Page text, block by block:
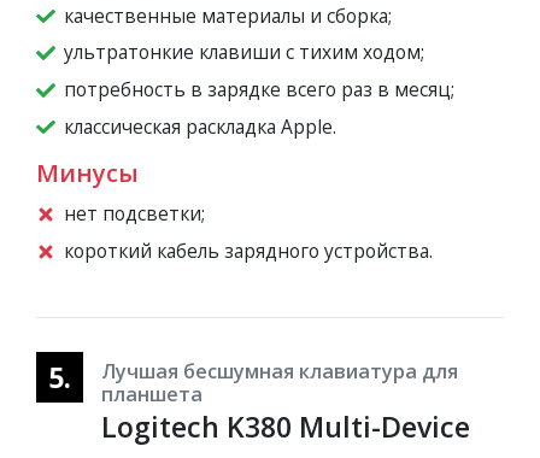
качественные материалы и сборка;
ультратонкие клавиши с тихим ходом;
потребность в зарядке всего раз в месяц;
классическая раскладка Apple.
Минусы
нет подсветки;
короткий кабель зарядного устройства.
5.
Лучшая бесшумная клавиатура для
планшета
Logitech K380 Multi-Device